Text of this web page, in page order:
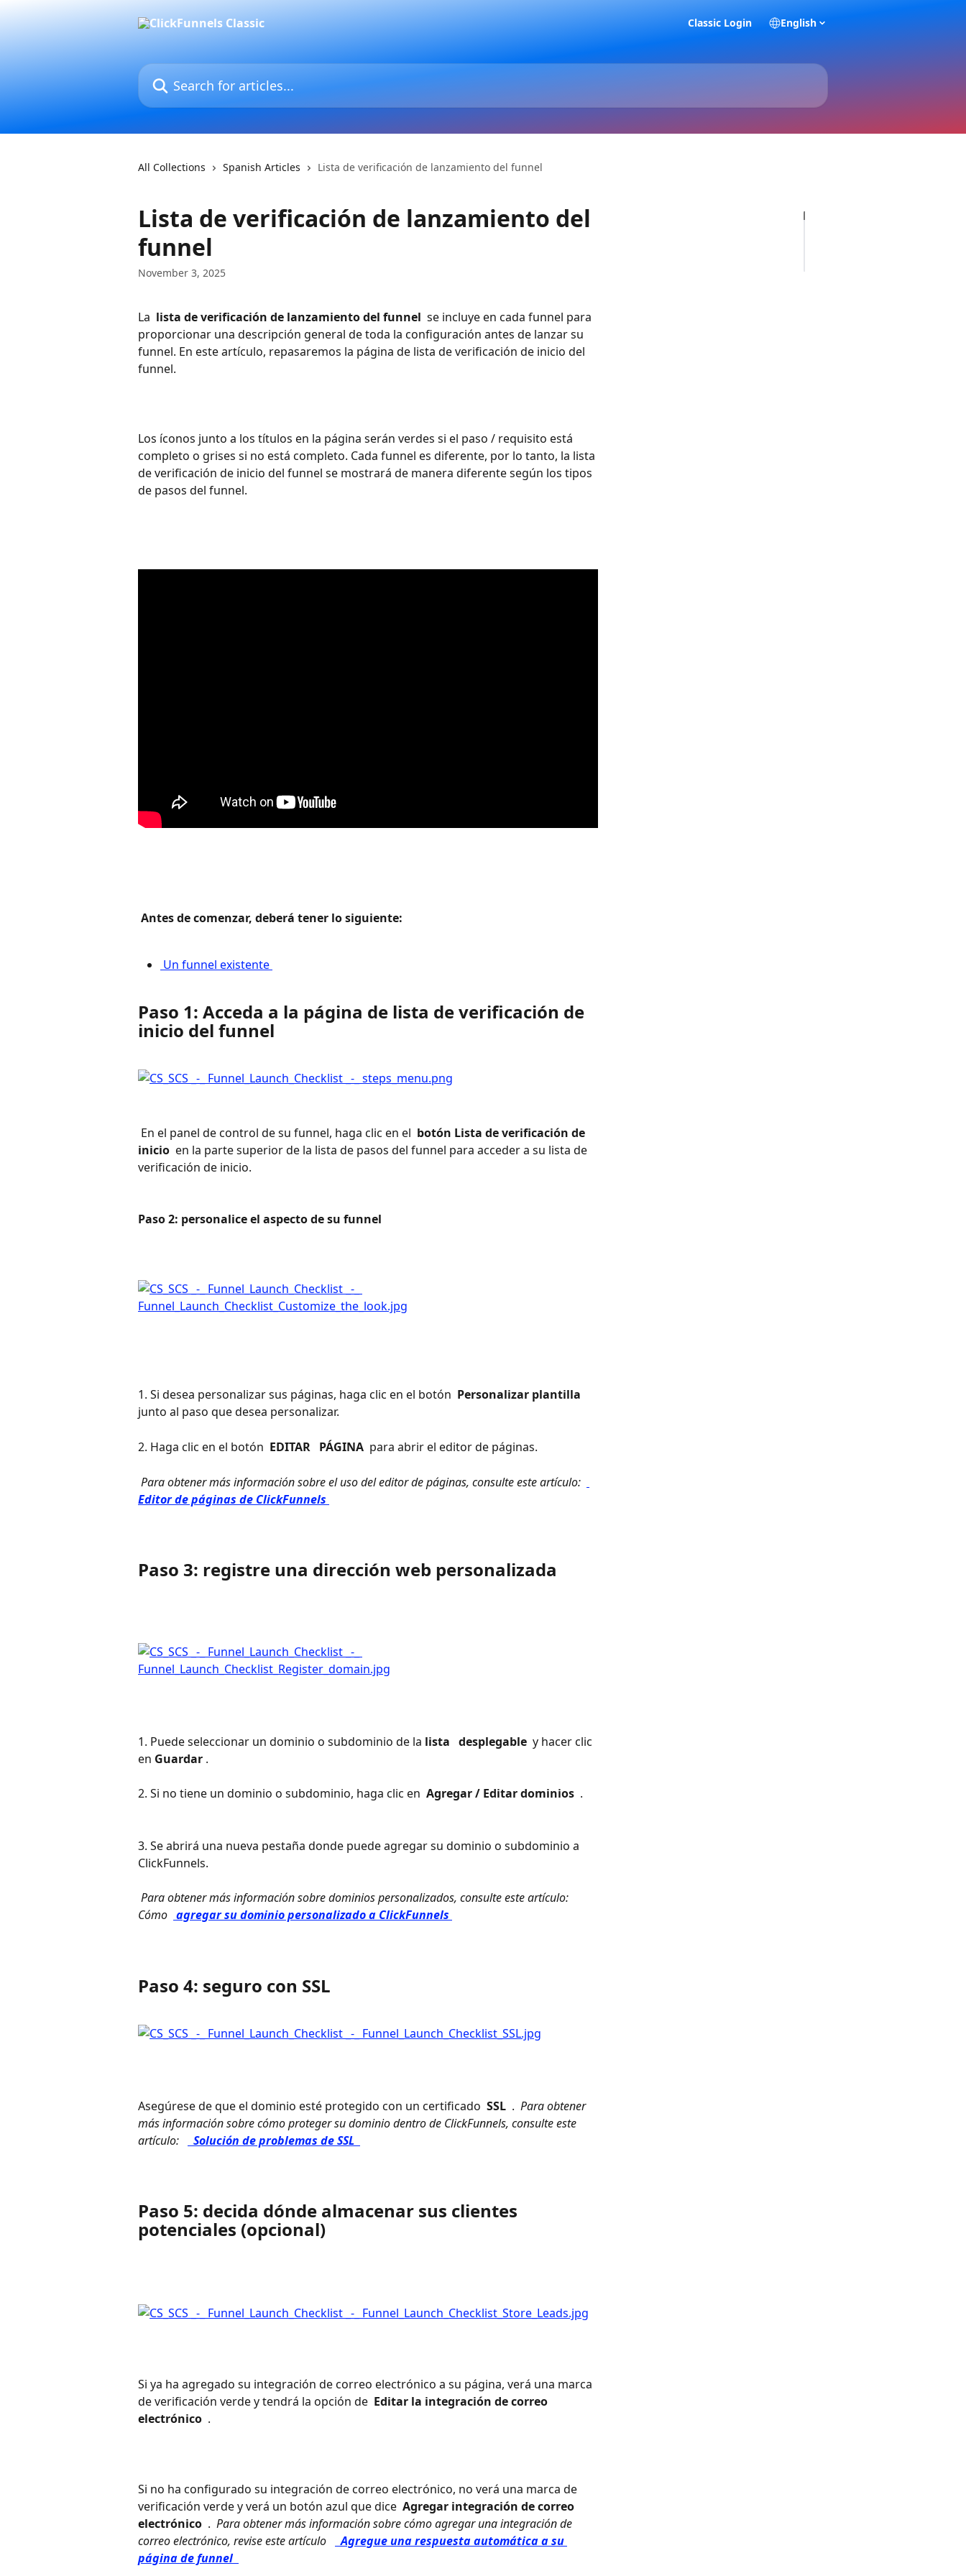
Classic Login English
Search for articles...
All Collections Spanish Articles Lista de verificación de lanzamiento del funnel
Lista de verificación de lanzamiento del
funnel
November 3, 2025
La lista de verificación de lanzamiento del funnel se incluye en cada funnel para
proporcionar una descripción general de toda la configuración antes de lanzar su
funnel. En este artículo, repasaremos la página de lista de verificación de inicio del
funnel.
Los íconos junto a los títulos en la página serán verdes si el paso / requisito está
completo o grises si no está completo. Cada funnel es diferente, por lo tanto, la lista
de verificación de inicio del funnel se mostrará de manera diferente según los tipos
de pasos del funnel.
Antes de comenzar, deberá tener lo siguiente:
Un funnel existente
Paso 1: Acceda a la página de lista de verificación de
inicio del funnel
En el panel de control de su funnel, haga clic en el botón Lista de verificación de
inicio en la parte superior de la lista de pasos del funnel para acceder a su lista de
verificación de inicio.
Paso 2: personalice el aspecto de su funnel
1. Si desea personalizar sus páginas, haga clic en el botón Personalizar plantilla
junto al paso que desea personalizar.
2. Haga clic en el botón EDITAR PÁGINA para abrir el editor de páginas.
Para obtener más información sobre el uso del editor de páginas, consulte este artículo:
Editor de páginas de ClickFunnels
Paso 3: registre una dirección web personalizada
1. Puede seleccionar un dominio o subdominio de la lista desplegable y hacer clic
en Guardar .
2. Si no tiene un dominio o subdominio, haga clic en Agregar / Editar dominios .
3. Se abrirá una nueva pestaña donde puede agregar su dominio o subdominio a
ClickFunnels.
Cómo agregar su dominio personalizado a ClickFunnels
Paso 4: seguro con SSL
Asegúrese de que el dominio esté protegido con un certificado SSL . Para obtener
más información sobre cómo proteger su dominio dentro de ClickFunnels, consulte este
artículo:
Solución de problemas de SSL
Paso 5: decida dónde almacenar sus clientes
potenciales (opcional)
Si ya ha agregado su integración de correo electrónico a su página, verá una marca
de verificación verde y tendrá la opción de Editar la integración de correo
electrónico .
Si no ha configurado su integración de correo electrónico, no verá una marca de
verificación verde y verá un botón azul que dice Agregar integración de correo
electrónico . Para obtener más información sobre cómo agregar una integración de
correo electrónico, revise este artículo
Agregue una respuesta automática a su
página de funnel